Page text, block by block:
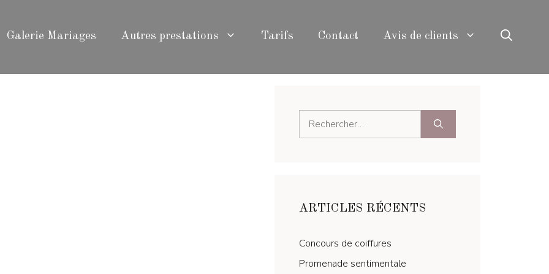
Galerie Mariages Autres prestations Tarifs Contact Avis de clients
ARTICLES RÉCENTS
Concours de coiffures
Promenade sentimentale